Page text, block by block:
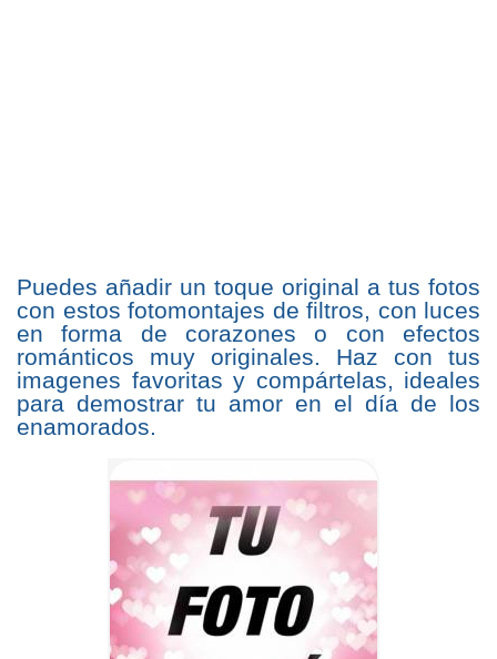
Puedes añadir un toque original a tus fotos
con estos fotomontajes de filtros, con luces
en forma de corazones o con efectos
románticos muy originales. Haz con tus
imagenes favoritas y compártelas, ideales
para demostrar tu amor en el día de los
enamorados.